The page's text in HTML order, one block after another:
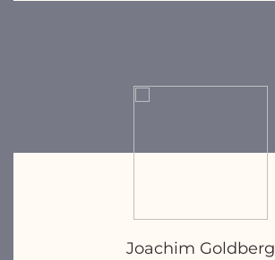
Joachim Goldberg